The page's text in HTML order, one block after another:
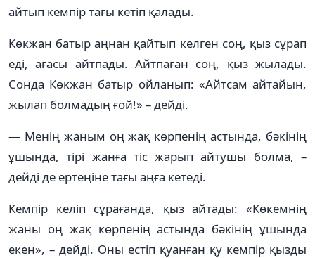
айтып кемпір тағы кетіп қалады.
Көкжан батыр аңнан қайтып келген соң, қыз сұрап
еді, ағасы айтпады. Айтпаған соң, қыз жылады.
Сонда Көкжан батыр ойланып: «Айтсам айтайын,
жылап болмадың ғой!» – дейді.
— Менің жаным оң жақ көрпенің астында, бәкінің
ұшында, тірі жанға тіс жарып айтушы болма, –
дейді де ертеңіне тағы аңға кетеді.
Кемпір келіп сұрағанда, қыз айтады: «Көкемнің
жаны оң жақ көрпенің астында бәкінің ұшында
екен», – дейді. Оны естіп қуанған қу кемпір қызды